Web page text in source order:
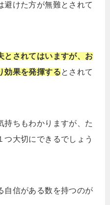
避けた方が無難とされて
とされてはいますが、お
効果を発揮するとされて
持ちもわかりますが、た
つ大切にできるでしょう
自信がある数を持つのが